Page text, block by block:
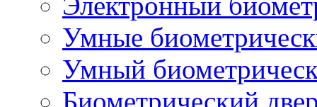
Умные
Умный
Биометрический